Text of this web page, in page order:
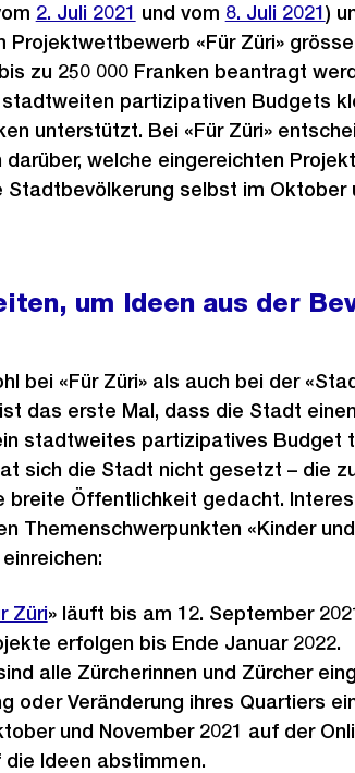
2. Juli 2021 und vom 8. Juli 2021)
Projektwettbewerb «Für Züri»
zu 250 000 Franken beantragt
partizipativen Budgets
unterstützt. Bei «Für Züri»
darüber, welche eingereichten
selbst im Oktober
um Ideen aus der
bei «Für Züri» als auch bei der
das erste Mal, dass die Stadt
stadtweites partizipatives Budget
sich die Stadt nicht gesetzt – die
breite Öffentlichkeit gedacht.
Themenschwerpunkten «Kinder
Züri» läuft bis am 12. September
erfolgen bis Ende Januar 2022.
alle Zürcherinnen und Zürcher
oder Veränderung ihres Quartiers
und November 2021 auf der
Ideen abstimmen.